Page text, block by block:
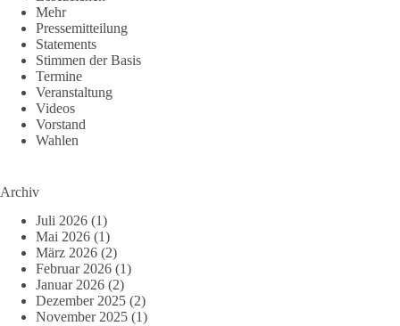
Mehr
Pressemitteilung
Statements
Stimmen der Basis
Termine
Veranstaltung
Videos
Vorstand
Wahlen
Archiv
Juli 2026 (1)
Mai 2026 (1)
März 2026 (2)
Februar 2026 (1)
Januar 2026 (2)
Dezember 2025 (2)
November 2025 (1)